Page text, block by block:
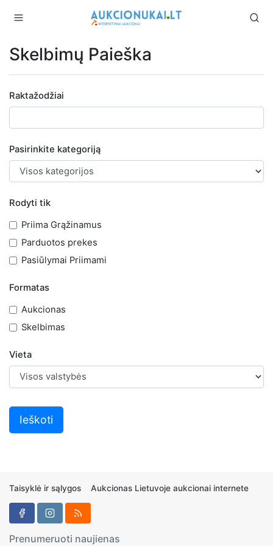
Skelbimų Paieška
Raktažodžiai
Pasirinkite kategoriją
Rodyti tik
Priima Grąžinamus
Parduotos prekes
Pasiūlymai Priimami
Formatas
Aukcionas
Skelbimas
Vieta
Taisyklė ir sąlygos Aukcionas Lietuvoje aukcionai internete
Prenumeruoti naujienas